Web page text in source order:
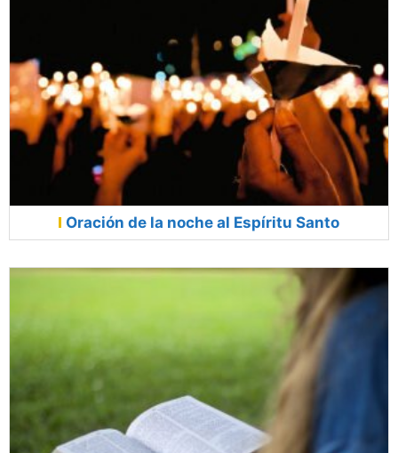
Oración de la noche al Espíritu Santo